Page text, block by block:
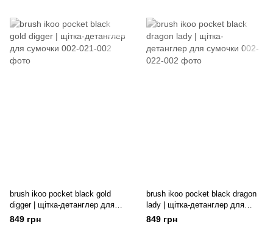
brush ikoo pocket black gold
digger | щітка-детанглер для
сумочки
849 грн
brush ikoo pocket black dragon
lady | щітка-детанглер для
сумочки
849 грн